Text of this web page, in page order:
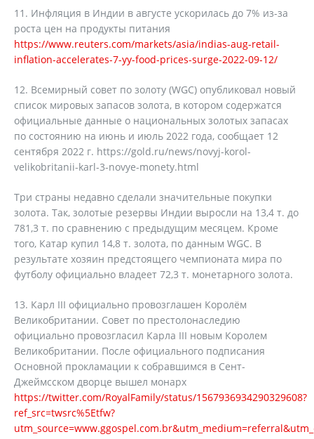
11. Инфляция в Индии в августе ускорилась до 7% из-за
роста цен на продукты питания
https://www.reuters.com/markets/asia/indias-aug-retail-
inflation-accelerates-7-yy-food-prices-surge-2022-09-12/
12. Всемирный совет по золоту (WGC) опубликовал новый
список мировых запасов золота, в котором содержатся
официальные данные о национальных золотых запасах
по состоянию на июнь и июль 2022 года, сообщает 12
сентября 2022 г. https://gold.ru/news/novyj-korol-
velikobritanii-karl-3-novye-monety.html
Три страны недавно сделали значительные покупки
золота. Так, золотые резервы Индии выросли на 13,4 т. до
781,3 т. по сравнению с предыдущим месяцем. Кроме
того, Катар купил 14,8 т. золота, по данным WGC. В
результате хозяин предстоящего чемпионата мира по
футболу официально владеет 72,3 т. монетарного золота.
13. Карл III официально провозглашен Королём
Великобритании. Совет по престолонаследию
официально провозгласил Карла III новым Королем
Великобритании. После официального подписания
Основной прокламации к собравшимся в Сент-
Джеймсском дворце вышел монарх
https://twitter.com/RoyalFamily/status/1567936934290329608?
ref_src=twsrc%5Etfw?